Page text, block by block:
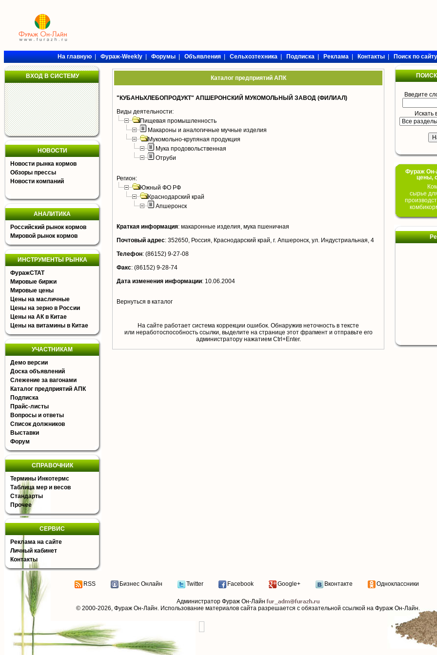
На главную|Фураж-Weekly|Форумы|Объявления|Сельхозтехника|Подписка|Реклама|Контакты|Поиск по сайту
ВХОД В СИСТЕМУ
НОВОСТИ
Новости рынка кормов
Обзоры прессы
Новости компаний
АНАЛИТИКА
Российский рынок кормов
Мировой рынок кормов
ИНСТРУМЕНТЫ РЫНКА
ФуражСТАТ
Мировые биржи
Мировые цены
Цены на масличные
Цены на зерно в России
Цены на АК в Китае
Цены на витамины в Китае
УЧАСТНИКАМ
Демо версии
Доска объявлений
Слежение за вагонами
Каталог предприятий АПК
Подписка
Прайс-листы
Вопросы и ответы
Список должников
Выставки
Форум
СПРАВОЧНИК
Термины Инкотермс
Таблица мер и весов
Стандарты
Прочее
СЕРВИС
Реклама на сайте
Личный кабинет
Контакты
Каталог предприятий АПК
"КУБАНЬХЛЕБОПРОДУКТ" АПШЕРОНСКИЙ МУКОМОЛЬНЫЙ ЗАВОД (ФИЛИАЛ)
Виды деятельности:
Пищевая промышленность
Макароны и аналогичные мучные изделия
Мукомольно-крупяная продукция
Мука продовольственная
Отруби
Регион:
Южный ФО РФ
Краснодарский край
Апшеронск
Краткая информация: макаронные изделия, мука пшеничная
Почтовый адрес: 352650, Россия, Краснодарский край, г. Апшеронск, ул. Индустриальная, 4
Телефон: (86152) 9-27-08
Факс: (86152) 9-28-74
Дата изменения информации: 10.06.2004
Вернуться в каталог
На сайте работает система коррекции ошибок. Обнаружив неточность в тексте
или неработоспособность ссылки, выделите на странице этот фрагмент и отправьте его
aдминистратору нажатием Ctrl+Enter.
Введите
Искать
Фураж Он-
цены,
сырье
RSS Бизнес Онлайн Twitter Facebook Google+ Вконтакте Одноклассники
Администратор Фураж Он-Лайн
© 2000-2026, Фураж Он-Лайн. Использование материалов сайта разрешается с обязательной ссылкой на Фураж Он-Лайн.